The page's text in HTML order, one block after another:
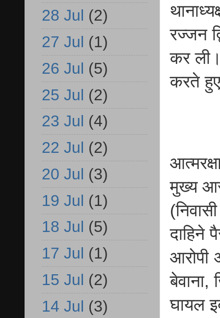
रज्जन
कर
करते
मुख्य
दाहिने
आरोपी
घायल
28 Jul (2)
27 Jul (1)
26 Jul (5)
25 Jul (2)
23 Jul (4)
22 Jul (2)
20 Jul (3)
19 Jul (1)
18 Jul (5)
17 Jul (1)
15 Jul (2)
14 Jul (3)